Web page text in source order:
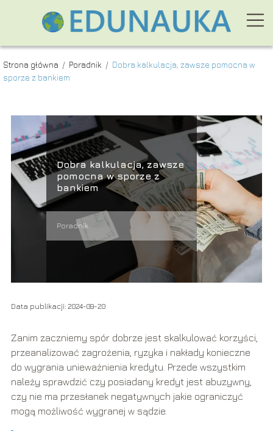
Strona główna / Poradnik / Dobra kalkulacja, zawsze pomocna w
sporze z bankiem
Dobra kalkulacja, zawsze
pomocna w sporze z
bankiem
Poradnik
Data publikacji: 2024-09-20
Zanim zaczniemy spór dobrze jest skalkulować korzyści,
przeanalizować zagrożenia, ryzyka i nakłady konieczne
do wygrania unieważnienia kredytu. Przede wszystkim
należy sprawdzić czy posiadany kredyt jest abuzywny,
czy nie ma przesłanek negatywnych jakie ograniczyć
mogą możliwość wygranej w sądzie.